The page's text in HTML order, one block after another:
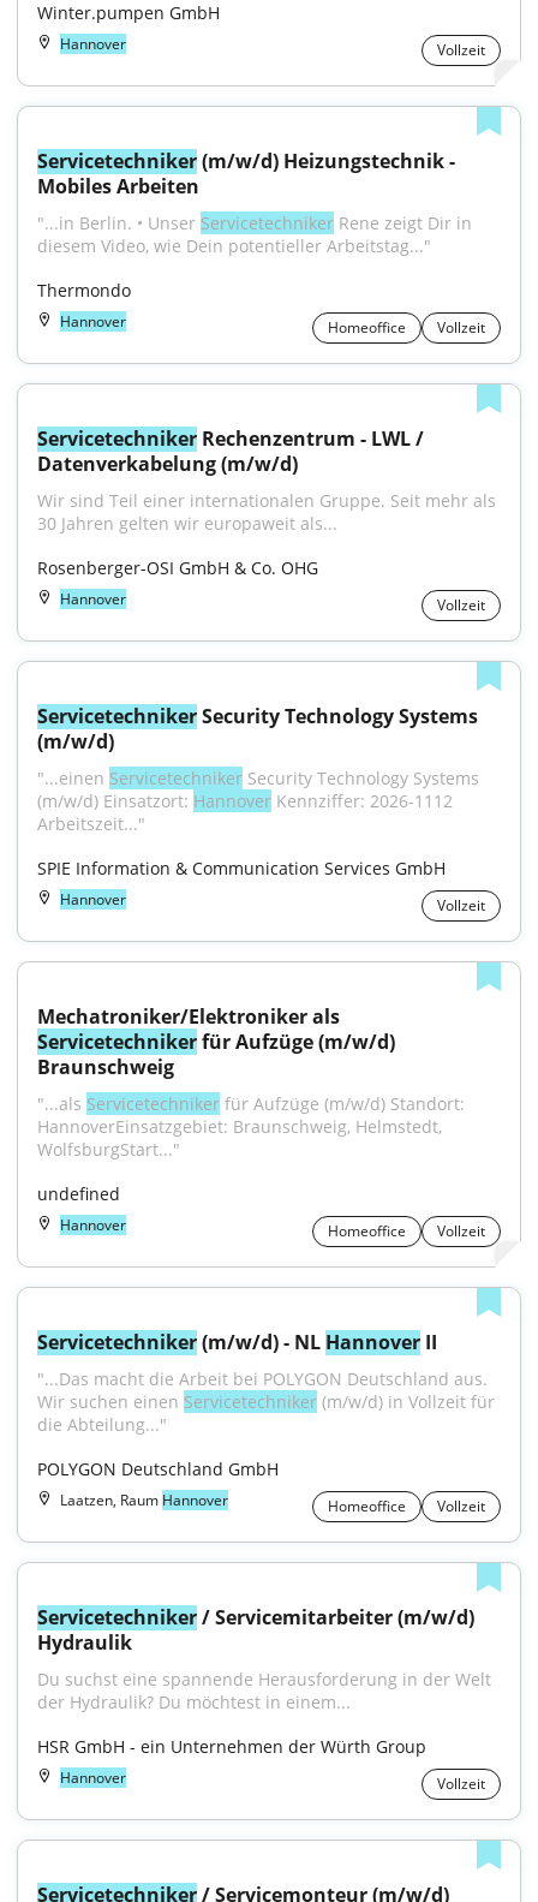
Winter.pumpen GmbH
Hannover Vollzeit
Servicetechniker (m/w/d) Heizungstechnik -
Mobiles Arbeiten
"...in Berlin. • Unser Servicetechniker Rene zeigt Dir in
diesem Video, wie Dein potentieller Arbeitstag..."
Thermondo
Hannover Homeoffice Vollzeit
Servicetechniker Rechenzentrum - LWL /
Datenverkabelung (m/w/d)
Wir sind Teil einer internationalen Gruppe. Seit mehr als
30 Jahren gelten wir europaweit als...
Rosenberger-OSI GmbH & Co. OHG
Hannover Vollzeit
Servicetechniker Security Technology Systems
(m/w/d)
"...einen Servicetechniker Security Technology Systems
(m/w/d) Einsatzort: Hannover Kennziffer: 2026-1112
Arbeitszeit..."
SPIE Information & Communication Services GmbH
Hannover Vollzeit
Servicetechniker für Aufzüge (m/w/d)
Braunschweig
"...als Servicetechniker für Aufzüge (m/w/d) Standort:
HannoverEinsatzgebiet: Braunschweig, Helmstedt,
WolfsburgStart..."
undefined
Hannover Homeoffice Vollzeit
Servicetechniker (m/w/d) - NL Hannover II
"...Das macht die Arbeit bei POLYGON Deutschland aus.
Wir suchen einen Servicetechniker (m/w/d) in Vollzeit für
die Abteilung..."
POLYGON Deutschland GmbH
Laatzen, Raum Hannover Homeoffice Vollzeit
Servicetechniker / Servicemitarbeiter (m/w/d)
Hydraulik
Du suchst eine spannende Herausforderung in der Welt
der Hydraulik? Du möchtest in einem...
HSR GmbH - ein Unternehmen der Würth Group
Hannover Vollzeit
Servicetechniker / Servicemonteur (m/w/d)